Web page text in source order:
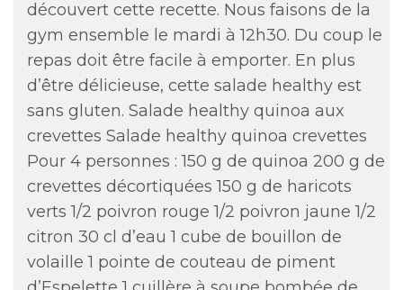
découvert cette recette. Nous faisons de la
gym ensemble le mardi à 12h30. Du coup le
repas doit être facile à emporter. En plus
d’être délicieuse, cette salade healthy est
sans gluten. Salade healthy quinoa aux
crevettes Salade healthy quinoa crevettes
Pour 4 personnes : 150 g de quinoa 200 g de
crevettes décortiquées 150 g de haricots
verts 1/2 poivron rouge 1/2 poivron jaune 1/2
citron 30 cl d’eau 1 cube de bouillon de
volaille 1 pointe de couteau de piment